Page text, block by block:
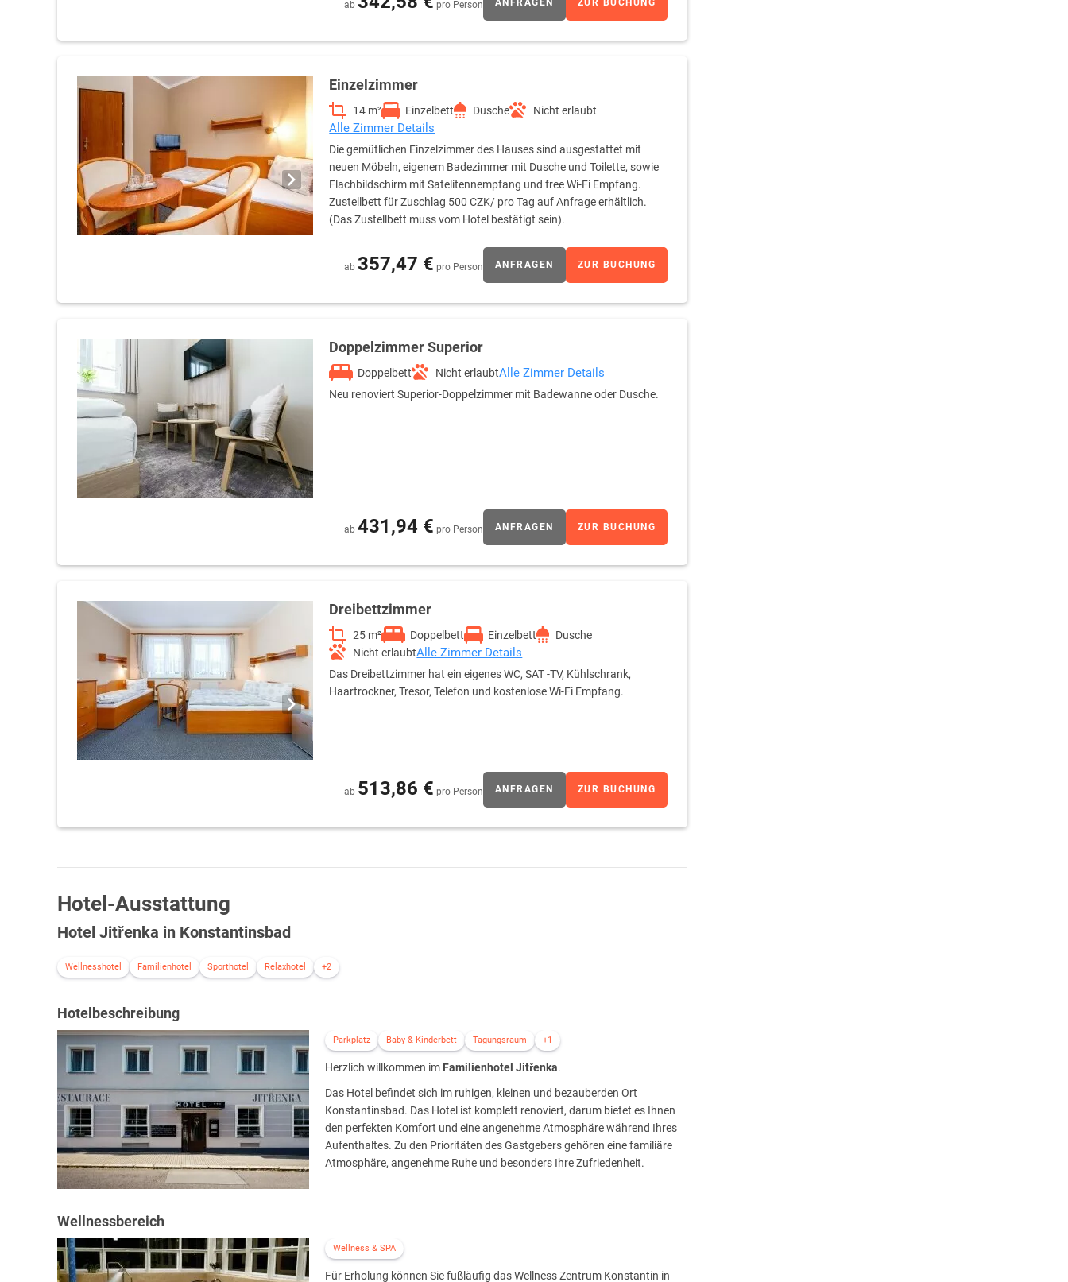
ab pro Person ANFRAGEN ZUR BUCHUNG
Einzelzimmer
14 m² Einzelbett Dusche Nicht erlaubt
Alle Zimmer Details
Die gemütlichen Einzelzimmer des Hauses sind ausgestattet mit
neuen Möbeln, eigenem Badezimmer mit Dusche und Toilette, sowie
Flachbildschirm mit Satelitennempfang und free Wi-Fi Empfang.
Zustellbett für Zuschlag 500 CZK/ pro Tag auf Anfrage erhältlich.
(Das Zustellbett muss vom Hotel bestätigt sein).
ab 357,47 € pro Person ANFRAGEN ZUR BUCHUNG
Doppelzimmer Superior
Doppelbett Nicht erlaubtAlle Zimmer Details
Neu renoviert Superior-Doppelzimmer mit Badewanne oder Dusche.
ab 431,94 € pro Person ANFRAGEN ZUR BUCHUNG
Dreibettzimmer
25 m² Doppelbett Einzelbett
Dusche
Nicht erlaubtAlle Zimmer Details
Das Dreibettzimmer hat ein eigenes WC, SAT -TV, Kühlschrank,
Haartrockner, Tresor, Telefon und kostenlose Wi-Fi Empfang.
ab 513,86 € pro Person ANFRAGEN ZUR BUCHUNG
Hotel-Ausstattung
Hotel Jitřenka in Konstantinsbad
Wellnesshotel Familienhotel Sporthotel Relaxhotel +2
Hotelbeschreibung
Parkplatz Baby & Kinderbett Tagungsraum +1
Herzlich willkommen im Familienhotel Jitřenka.
Das Hotel befindet sich im ruhigen, kleinen und bezauberden Ort
Konstantinsbad. Das Hotel ist komplett renoviert, darum bietet es Ihnen
den perfekten Komfort und eine angenehme Atmosphäre während Ihres
Aufenthaltes. Zu den Prioritäten des Gastgebers gehören eine familiäre
Atmosphäre, angenehme Ruhe und besonders Ihre Zufriedenheit.
Wellnessbereich
Wellness & SPA
Für Erholung können Sie fußläufig das Wellness Zentrum Konstantin in